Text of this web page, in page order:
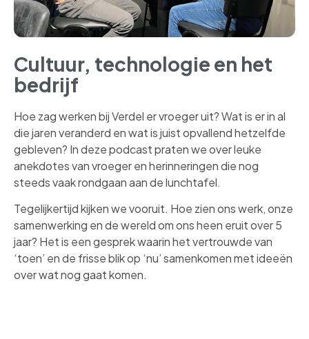
Cultuur, technologie en het
bedrijf
Hoe zag werken bij Verdel er vroeger uit? Wat is er in al
die jaren veranderd en wat is juist opvallend hetzelfde
gebleven? In deze podcast praten we over leuke
anekdotes van vroeger en herinneringen die nog
steeds vaak rondgaan aan de lunchtafel.
Tegelijkertijd kijken we vooruit. Hoe zien ons werk, onze
samenwerking en de wereld om ons heen eruit over 5
jaar? Het is een gesprek waarin het vertrouwde van
‘toen’ en de frisse blik op ‘nu’ samenkomen met ideeën
over wat nog gaat komen.